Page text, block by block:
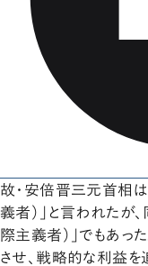
故・安倍晋三元首相は
義者）」と言われたが、
際主義者）」でもあっ
させ、戦略的な利益を